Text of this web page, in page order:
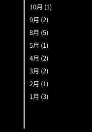
10月 (1)
9月 (2)
8月 (5)
5月 (1)
4月 (2)
3月 (2)
2月 (1)
1月 (3)